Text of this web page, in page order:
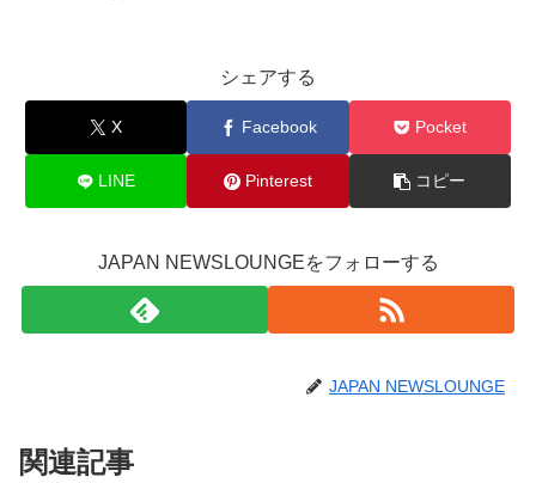
シェアする
X Facebook Pocket
LINE Pinterest コピー
JAPAN NEWSLOUNGEをフォローする
JAPAN NEWSLOUNGE
関連記事